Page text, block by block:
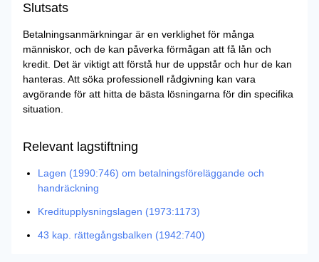
Slutsats
Betalningsanmärkningar är en verklighet för många
människor, och de kan påverka förmågan att få lån och
kredit. Det är viktigt att förstå hur de uppstår och hur de kan
hanteras. Att söka professionell rådgivning kan vara
avgörande för att hitta de bästa lösningarna för din specifika
situation.
Relevant lagstiftning
Lagen (1990:746) om betalningsföreläggande och
handräckning
Kreditupplysningslagen (1973:1173)
43 kap. rättegångsbalken (1942:740)